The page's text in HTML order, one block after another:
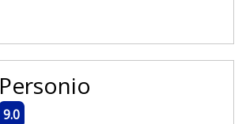
Personio
9.0